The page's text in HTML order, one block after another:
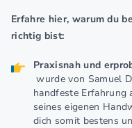
Erfahre hier, warum du
richtig bist:
Praxisnah und
wurde von Samuel
handfeste Erfahrung
seines eigenen
dich somit bestens